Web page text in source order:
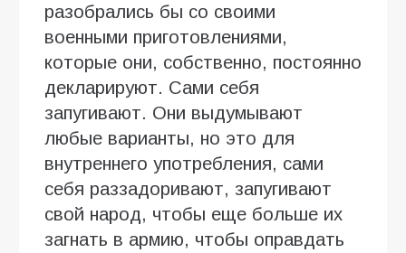
разобрались бы со своими
военными приготовлениями,
которые они, собственно, постоянно
декларируют. Сами себя
запугивают. Они выдумывают
любые варианты, но это для
внутреннего употребления, сами
себя раззадоривают, запугивают
свой народ, чтобы еще больше их
загнать в армию, чтобы оправдать